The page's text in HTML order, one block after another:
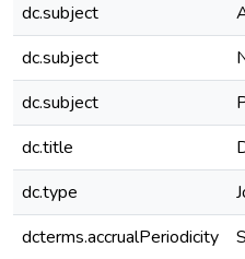
dc.subject
dc.subject
dc.subject
dc.title
dc.type
dcterms.accrualPeriodicity